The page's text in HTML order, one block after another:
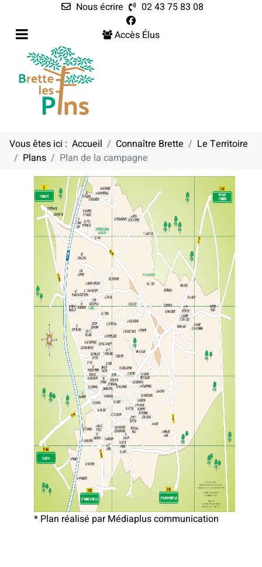
Nous écrire
02 43 75 83 08
Accès Élus
Vous êtes ici : Accueil Connaître Brette
Le Territoire
Plans
Plan de la campagne
PLAN DE LA CAMPAGNE
* Plan réalisé par Médiaplus communication